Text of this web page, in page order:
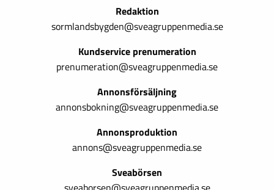
Redaktion
sormlandsbygden@sveagruppenmedia.se
Kundservice prenumeration
prenumeration@sveagruppenmedia.se
Annonsförsäljning
annonsbokning@sveagruppenmedia.se
Annonsproduktion
annons@sveagruppenmedia.se
Sveabörsen